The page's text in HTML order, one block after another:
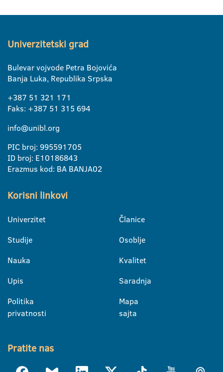
Univerzitetski grad
Bulevar vojvode Petra Bojovića
Banja Luka, Republika Srpska
+387 51 321 171
Faks: +387 51 315 694
info@unibl.org
PIC broj: 995591705
ID broj: E10186843
Erazmus kod: BA BANJA02
Korisni linkovi
Univerzitet
Studije
Nauka
Upis
Politika
privatnosti
Članice
Osoblje
Kvalitet
Saradnja
Mapa
sajta
Pratite nas